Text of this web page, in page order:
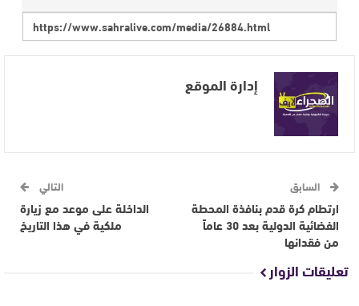
إدارة الموقع
السابق
ارتطام كرة قدم بنافذة المحطة
الفضائية الدولية بعد 30 عاماً
من فقدانها
التالي
الداخلة على موعد مع زيارة
ملكية في هذا التاريخ
تعليقات الزوار